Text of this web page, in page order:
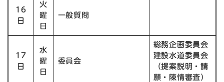
16
日
火
曜
日
一般質問
17
日
水
曜
日
委員会
総務企画委員会
​建設水道委員会
（提案説明・請
願・陳情審査）